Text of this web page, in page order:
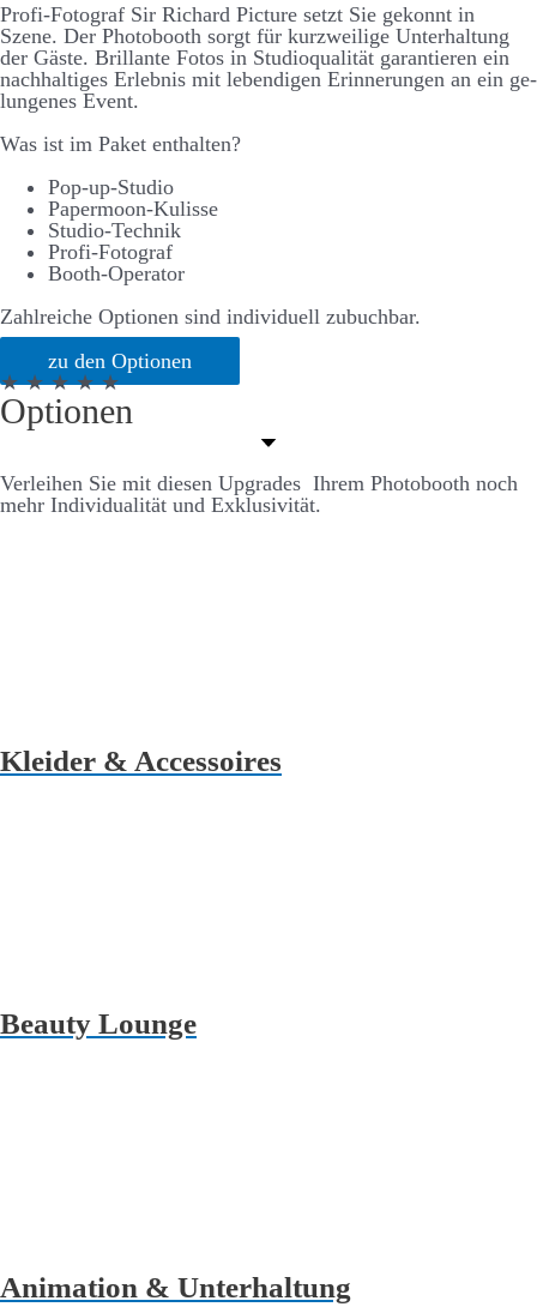
Profi-Fotograf Sir Richard Picture setzt Sie ge­konnt in
Szene. Der Photo­­booth sorgt für kurz­­weilige Unter­halt­ung
der Gäste. Brillante Fotos in Studio­­qualität garantieren ein
nach­­halt­iges Erlebnis mit lebend­igen Er­­inner­ungen an ein ge­­
lungenes Event.
Was ist im Paket enthalten?
Pop-up-Studio
Papermoon-Kulisse
Studio-Technik
Profi-Fotograf
Booth-Operator
Zahlreiche Optionen sind individuell zubuchbar.
zu den Optionen
★ ★ ★ ★ ★
Optionen
Ver­leihen Sie mit diesen Up­grades Ihrem Photo­­booth noch
mehr Individualität und Ex­klusivität.
Kleider & Accessoires
Beauty Lounge
Animation & Unterhaltung